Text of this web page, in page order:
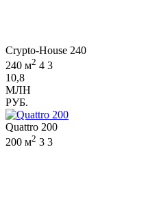
Crypto-House 240
240 м2 4 3
10,8
МЛН
РУБ.
Quattro 200
200 м2 3 3